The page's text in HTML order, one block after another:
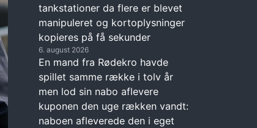
tankstationer da flere er blevet
manipuleret og kortoplysninger
kopieres på få sekunder
6. august 2026
En mand fra Rødekro havde
spillet samme række i tolv år
men lod sin nabo aflevere
kuponen den uge rækken vandt:
naboen afleverede den i eget